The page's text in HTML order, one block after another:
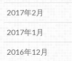
2017年2月
2017年1月
2016年12月